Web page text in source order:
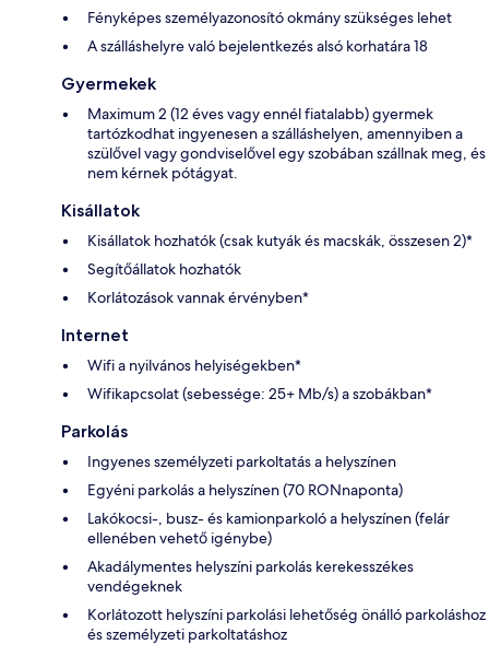
Fényképes személyazonosító okmány szükséges lehet
A szálláshelyre való bejelentkezés alsó korhatára 18
Gyermekek
Maximum 2 (12 éves vagy ennél fiatalabb) gyermek
tartózkodhat ingyenesen a szálláshelyen, amennyiben a
szülővel vagy gondviselővel egy szobában szállnak meg, és
nem kérnek pótágyat.
Kisállatok
Kisállatok hozhatók (csak kutyák és macskák, összesen 2)*
Segítőállatok hozhatók
Korlátozások vannak érvényben*
Internet
Wifi a nyilvános helyiségekben*
Wifikapcsolat (sebessége: 25+ Mb/s) a szobákban*
Parkolás
Ingyenes személyzeti parkoltatás a helyszínen
Egyéni parkolás a helyszínen (70 RONnaponta)
Lakókocsi-, busz- és kamionparkoló a helyszínen (felár
ellenében vehető igénybe)
Akadálymentes helyszíni parkolás kerekesszékes
vendégeknek
Korlátozott helyszíni parkolási lehetőség önálló parkoláshoz
és személyzeti parkoltatáshoz